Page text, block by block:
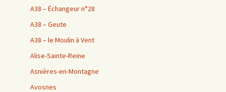
A38 – Échangeur n°28
A38 – Geute
A38 – le Moulin à Vent
Alise-Sainte-Reine
Asnières-en-Montagne
Avosnes